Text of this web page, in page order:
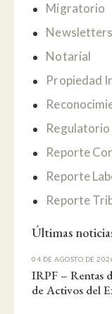
Migratorio
Newsletters
Notarial
Propiedad
Regulatorio
Reporte
Reporte
Reporte
Últimas
04 DE AGOSTO DE
IRPF – Rentas
de Activos del